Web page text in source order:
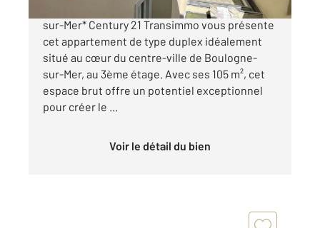
*À vendre : Appartement Duplex Boulogne-
sur-Mer* Century 21 Transimmo vous présente
cet appartement de type duplex idéalement
situé au cœur du centre-ville de Boulogne-
sur-Mer, au 3ème étage. Avec ses 105 m², cet
espace brut offre un potentiel exceptionnel
pour créer le ...
Voir le détail du bien